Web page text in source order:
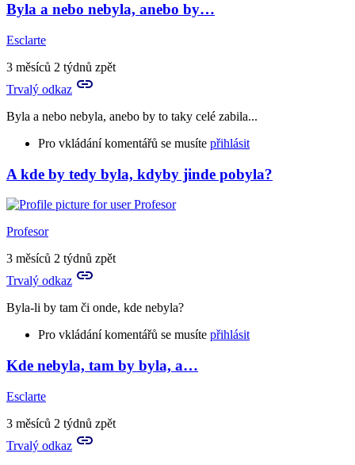
In
reply
to
Hm,
takže
kdyby
nebyla,
Byla a nebo nebyla, anebo by…
Esclarte
3 měsíců 2 týdnů zpět
Trvalý odkaz
Byla a nebo nebyla, anebo by to taky celé zabila...
Pro vkládání komentářů se musíte přihlásit
In
reply
to
Leda
že
by
nebyla.
by
A kde by tedy byla, kdyby jinde pobyla?
Profesor
3 měsíců 2 týdnů zpět
Trvalý odkaz
Byla-li by tam či onde, kde nebyla?
Pro vkládání komentářů se musíte přihlásit
In
to
Leda
že
by
Kde nebyla, tam by byla, a…
Esclarte
3 měsíců 2 týdnů zpět
Trvalý odkaz